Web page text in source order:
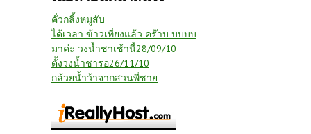
คั่วกลิ้งหมูสับ
ได้เวลา ข้าวเที่ยงแล้ว คร๊าบ บบบบ
มาค่ะ วงน้ำชาเช้านี้28/09/10
ตั้งวงน้ำชารอ26/11/10
กล้วยน้ำว้าจากสวนพี่ชาย